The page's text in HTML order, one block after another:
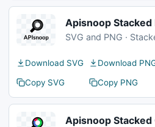
Apisnoop Stacked
SVG and PNG ·
Download SVG
Download
Copy SVG
Copy PNG
Apisnoop Stacked